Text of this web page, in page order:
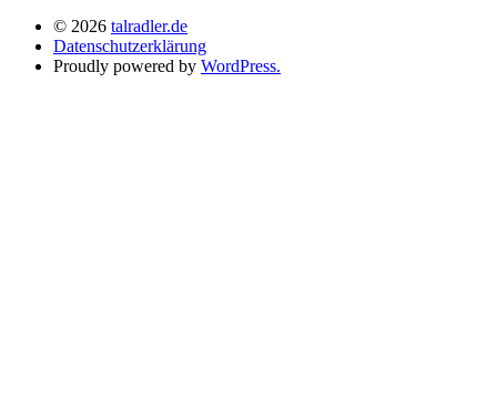
© 2026 talradler.de
Datenschutzerklärung
Proudly powered by WordPress.